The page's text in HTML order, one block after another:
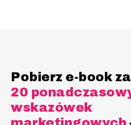
Pobierz e-book
20
wskazówek